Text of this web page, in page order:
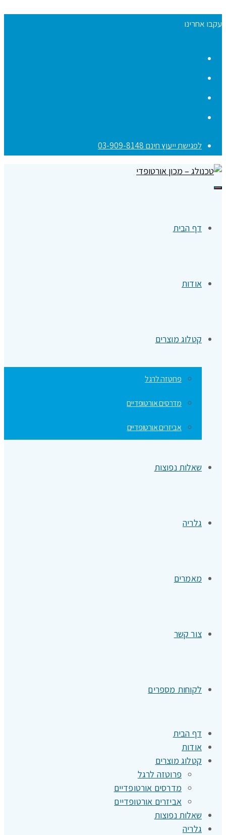
עקבו אחרינו
לפגישת ייעוץ חינם 03-909-8148
תפריט
דף הבית
אודות
קטלוג מוצרים
פרוטזה לרגל
מדרסים אורטופדיים
אביזרים אורטופדיים
שאלות נפוצות
גלריה
מאמרים
צור קשר
לקוחות מספרים
דף הבית
אודות
קטלוג מוצרים
פרוטזה לרגל
מדרסים אורטופדיים
אביזרים אורטופדיים
שאלות נפוצות
גלריה